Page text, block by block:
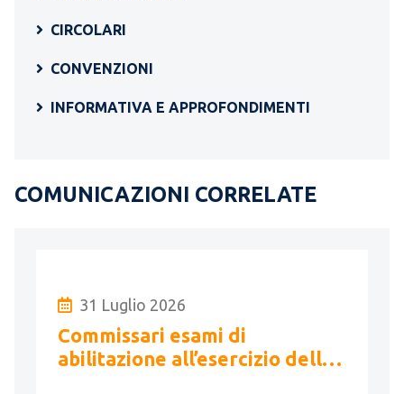
CIRCOLARI
CONVENZIONI
INFORMATIVA E APPROFONDIMENTI
COMUNICAZIONI CORRELATE
31 Luglio 2026
Commissari esami di
abilitazione all’esercizio della